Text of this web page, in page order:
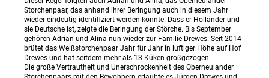
Storchenpaar, das anhand ihrer Beringung auch in diesem Jahr
wieder eindeutig identifiziert werden konnte. Dass er Holländer und
sie Deutsche ist, zeigte die Beringung der Störche. Bis September
gehören Adrian und Alina nun wieder zur Familie Drewes. Seit 2014
brütet das Weißstorchenpaar Jahr für Jahr in luftiger Höhe auf Hof
Drewes und hat seitdem mehr als 13 Küken großgezogen.
Die große Vertrautheit und Unerschrockenheit des Oberneulander